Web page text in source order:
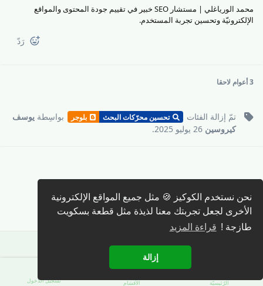
نحن نستخدم الكوكيز 🍪 مثل جميع المواقع الإلكترونية
الأخرى لجعل تجربتك معنا لذيذة مثل قطعة بسكويت
طازجة ! قراءة المزيد
إزالة
محمد الورياغلي | مستشار SEO خبير في تقييم جودة المحتوى والمواقع
الإلكترونيّة وتحسين تجربة المستخدم.
رَدّ
3 أعوام لاحقا
تمّ إزالة الفئات تحسين محرّكات البحث بلوجر بواسِطة يوسف
كيروسين 26 يوليو 2025 .
كتابة رد 🖊️
الرّئيسيّة الأقسَام تسجيل الدّخول